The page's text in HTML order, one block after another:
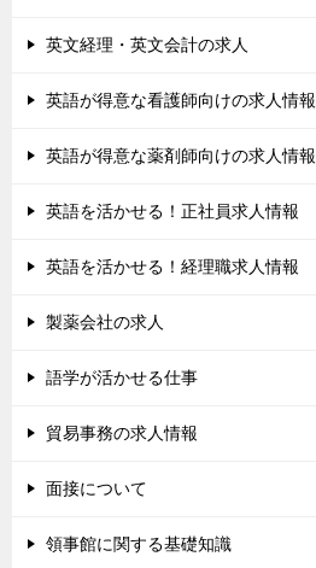
英文経理・英文会計の求人
英語が得意な看護師向けの求人情報
英語が得意な薬剤師向けの求人情報
英語を活かせる！正社員求人情報
英語を活かせる！経理職求人情報
製薬会社の求人
語学が活かせる仕事
貿易事務の求人情報
面接について
領事館に関する基礎知識